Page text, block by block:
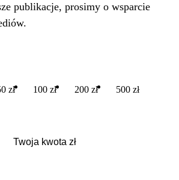
publikacje, prosimy o wsparcie
zł 100 zł 200 zł 500 zł